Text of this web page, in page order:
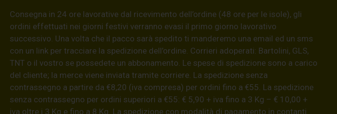
Consegna in 24 ore lavorative dal ricevimento dell’ordine (48 ore per le isole), gli
ordini effettuati nei giorni festivi verranno evasi il primo giorno lavorativo
successivo. Una volta che il pacco sarà spedito ti manderemo una email ed un sms
con un link per tracciare la spedizione dell’ordine. Corrieri adoperati: Bartolini, GLS,
TNT o il vostro se possedete un abbonamento. Le spese di spedizione sono a carico
del cliente; la merce viene inviata tramite corriere. La spedizione senza
contrassegno a partire da €8,20 (iva compresa) per ordini fino a €55. La spedizione
senza contrassegno per ordini superiori a €55: € 5,90 + iva fino a 3 Kg – € 10,00 +
iva oltre i 3 Kg e fino a 8 Kg. La spedizione con modalità di pagamento in contanti